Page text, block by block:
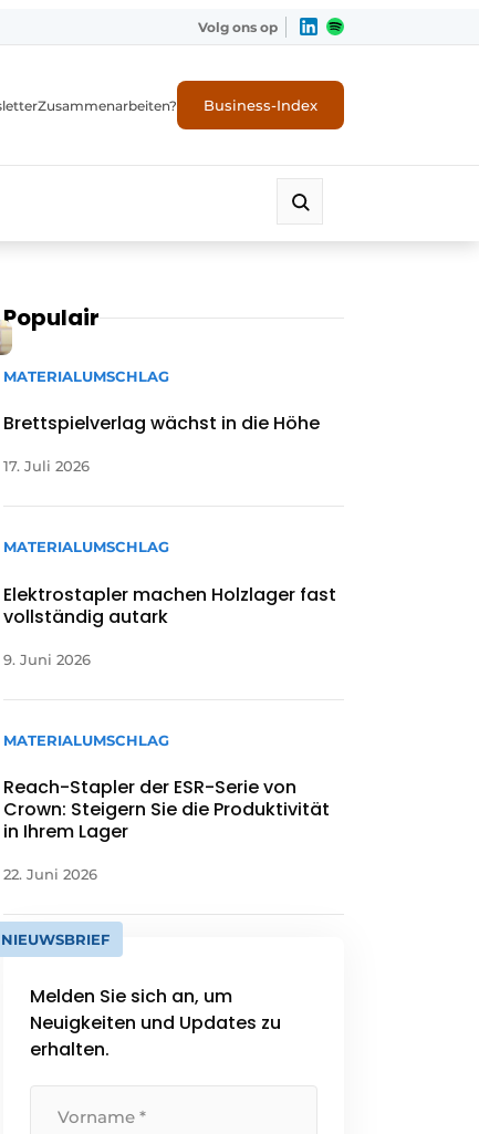
Volg ons op
Zusammenarbeiten? Business-Index
Populair
MATERIALUMSCHLAG
Brettspielverlag wächst in die Höhe
17. Juli 2026
MATERIALUMSCHLAG
Elektrostapler machen Holzlager fast
vollständig autark
9. Juni 2026
MATERIALUMSCHLAG
Reach-Stapler der ESR-Serie von
Crown: Steigern Sie die Produktivität
in Ihrem Lager
22. Juni 2026
NIEUWSBRIEF
Melden Sie sich an, um
Neuigkeiten und Updates zu
erhalten.